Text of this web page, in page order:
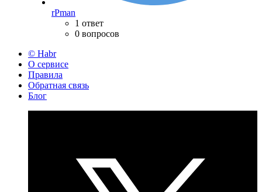
rPman
1 ответ
0 вопросов
© Habr
О сервисе
Правила
Обратная связь
Блог